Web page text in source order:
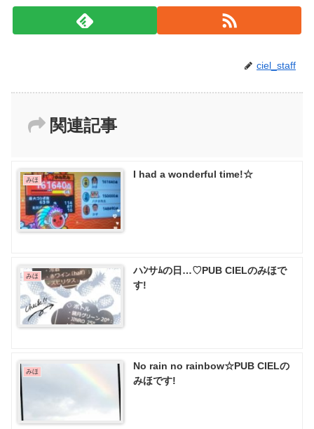
ciel_staff
関連記事
みほ I had a wonderful time!☆
みほ
ハﾝサﾑの日…♡PUB CIELのみほで
す!
みほ
No rain no rainbow☆PUB CIELの
みほです!